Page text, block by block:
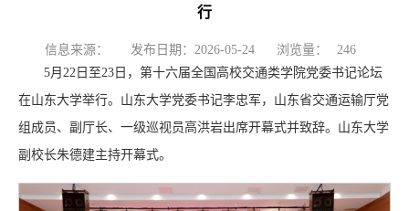
行
信息来源： 发布日期：2026-05-24 浏览量：
246
5月22日至23日，第十六届全国高校交通类学院党委书记论坛
在山东大学举行。山东大学党委书记李忠军，山东省交通运输厅党
组成员、副厅长、一级巡视员高洪岩出席开幕式并致辞。山东大学
副校长朱德建主持开幕式。